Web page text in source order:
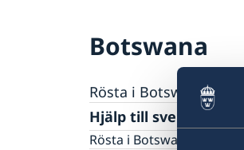
Botswana
Rösta i Botswana
Hjälp till svenskar i
Rösta i Botswana